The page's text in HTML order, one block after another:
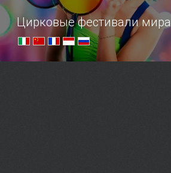
Цирковые фестивали мира